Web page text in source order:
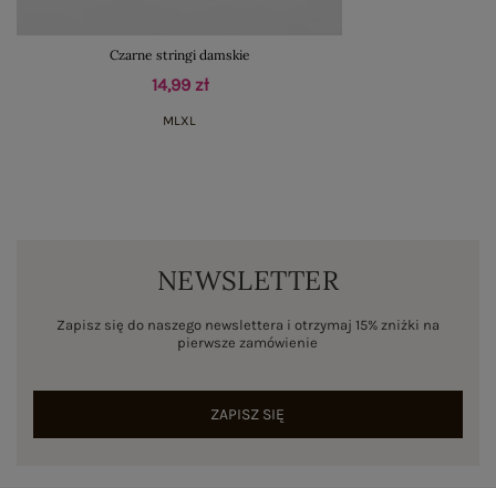
Czarne stringi damskie
14,99 zł
ML XL
NEWSLETTER
Zapisz się do naszego newslettera i otrzymaj 15% zniżki na
pierwsze zamówienie
ZAPISZ SIĘ